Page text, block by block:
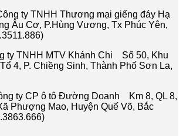
ty TNHH Thương mại giếng đáy Hạ
Âu Cơ, P.Hùng Vương, Tx Phúc Yên,
ty TNHH MTV Khánh Chi Số 50, Khu
4, P. Chiềng Sinh, Thành Phố Sơn La,
ty CP ô tô Đường Doanh Km 8, QL 8,
Phượng Mao, Huyện Quế Võ, Bắc